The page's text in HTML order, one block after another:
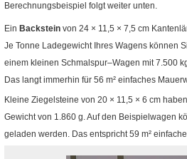
Berechnungsbeispiel folgt weiter unten.
Ein Backstein von 24 × 11,5 × 7,5 cm
Je Tonne Ladegewicht Ihres Wagens können
einem kleinen Schmalspur–Wagen mit 7.500
Das langt immerhin für 56 m² einfaches
Kleine Ziegelsteine von 20 × 11,5 × 6 cm
Gewicht von 1.860 g . Auf den Beispielwagen
geladen werden. Das entspricht 59 m²